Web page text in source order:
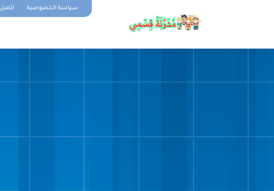
سياسة الخصوصية اتصل